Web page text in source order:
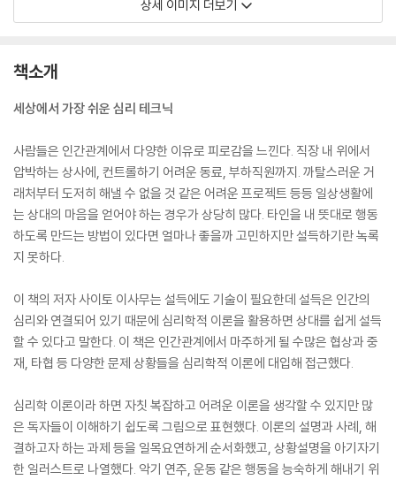
상세 이미지 더보기
책소개
세상에서 가장 쉬운 심리 테크닉
사람들은 인간관계에서 다양한 이유로 피로감을 느낀다. 직장 내 위에서
압박하는 상사에, 컨트롤하기 어려운 동료, 부하직원까지. 까탈스러운 거
래처부터 도저히 해낼 수 없을 것 같은 어려운 프로젝트 등등 일상생활에
는 상대의 마음을 얻어야 하는 경우가 상당히 많다. 타인을 내 뜻대로 행동
하도록 만드는 방법이 있다면 얼마나 좋을까 고민하지만 설득하기란 녹록
지 못하다.
이 책의 저자 사이토 이사무는 설득에도 기술이 필요한데 설득은 인간의
심리와 연결되어 있기 때문에 심리학적 이론을 활용하면 상대를 쉽게 설득
할 수 있다고 말한다. 이 책은 인간관계에서 마주하게 될 수많은 협상과 중
재, 타협 등 다양한 문제 상황들을 심리학적 이론에 대입해 접근했다.
심리학 이론이라 하면 자칫 복잡하고 어려운 이론을 생각할 수 있지만 많
은 독자들이 이해하기 쉽도록 그림으로 표현했다. 이론의 설명과 사례, 해
결하고자 하는 과제 등을 일목요연하게 순서화했고, 상황설명을 아기자기
한 일러스트로 나열했다. 악기 연주, 운동 같은 행동을 능숙하게 해내기 위